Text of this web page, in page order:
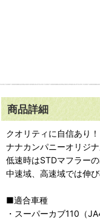
商品詳細
クオリティに自信あり！
ナナカンパニーオリジ
低速時はSTDマフラー
中速域、高速域では伸
■適合車種
・スーパーカブ110（